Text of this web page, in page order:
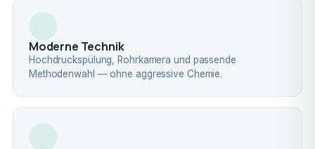
Moderne Technik
Hochdruckspülung, Rohrkamera und passende
Methodenwahl — ohne aggressive Chemie.